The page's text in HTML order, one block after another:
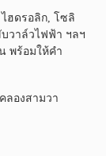
ฮดรอลิก, โซลิ
วาล์วไฟฟ้า ฯลฯ
พร้อมให้คำ
ลองสามวา